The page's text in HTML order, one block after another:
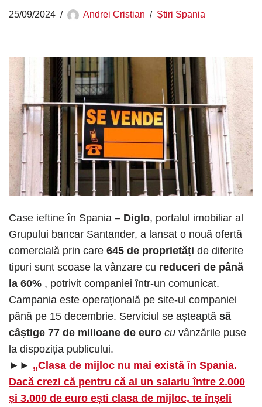
25/09/2024 Andrei Cristian Știri Spania
Case ieftine în Spania – Diglo, portalul imobiliar al
Grupului bancar Santander, a lansat o nouă ofertă
comercială prin care 645 de proprietăți de diferite
tipuri sunt scoase la vânzare cu reduceri de până
la 60% , potrivit companiei într-un comunicat.
Campania este operațională pe site-ul companiei
până pe 15 decembrie. Serviciul se așteaptă să
câștige 77 de milioane de euro cu vânzările puse
la dispoziția publicului.
►► „Clasa de mijloc nu mai există în Spania.
Dacă crezi că pentru că ai un salariu între 2.000
și 3.000 de euro ești clasa de mijloc, te înșeli